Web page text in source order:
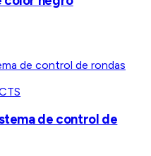
de control de